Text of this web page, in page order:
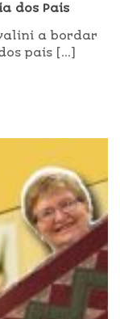
dos Pais
a bordar
pais [...]